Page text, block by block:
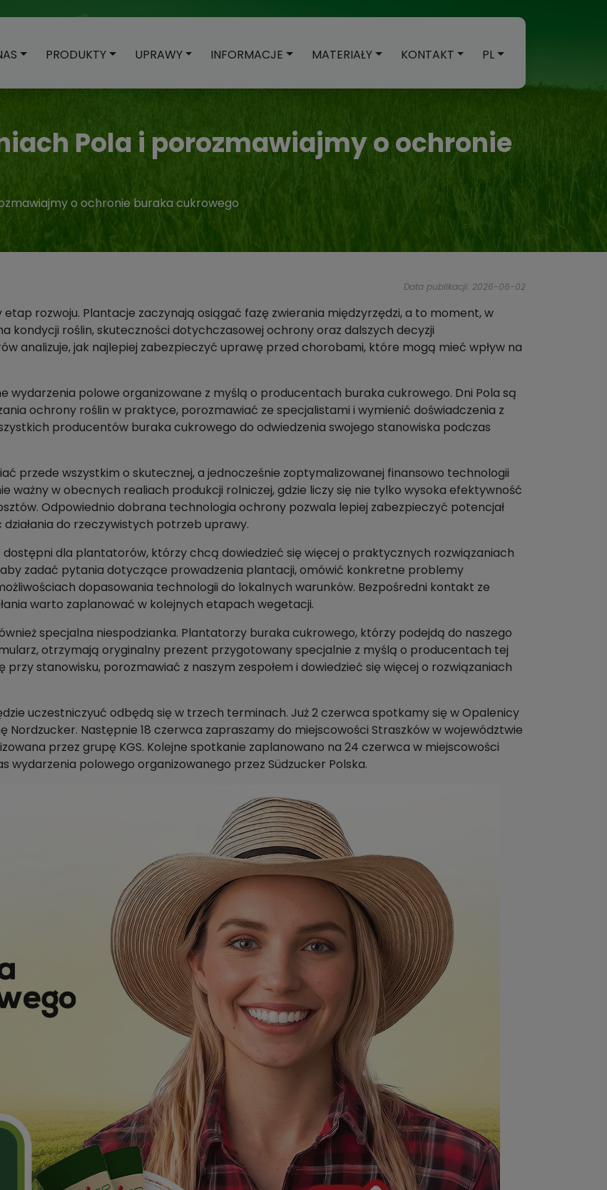
PRODUKTY UPRAWY INFORMACJE MATERIAŁY KONTAKT PL
Pola i porozmawiajmy o ochronie
o ochronie buraka cukrowego
Data publikacji: 2026-06-02
rozwoju. Plantacje zaczynają osiągać fazę zwierania międzyrzędzi, a to moment, w
kondycji roślin, skuteczności dotychczasowej ochrony oraz dalszych decyzji
analizuje, jak najlepiej zabezpieczyć uprawę przed chorobami, które mogą mieć wpływ na
wydarzenia polowe organizowane z myślą o producentach buraka cukrowego. Dni Pola są
ochrony roślin w praktyce, porozmawiać ze specjalistami i wymienić doświadczenia z
producentów buraka cukrowego do odwiedzenia swojego stanowiska podczas
przede wszystkim o skutecznej, a jednocześnie zoptymalizowanej finansowo technologii
ważny w obecnych realiach produkcji rolniczej, gdzie liczy się nie tylko wysoka efektywność
Odpowiednio dobrana technologia ochrony pozwala lepiej zabezpieczyć potencjał
do rzeczywistych potrzeb uprawy.
dla plantatorów, którzy chcą dowiedzieć się więcej o praktycznych rozwiązaniach
zadać pytania dotyczące prowadzenia plantacji, omówić konkretne problemy
dopasowania technologii do lokalnych warunków. Bezpośredni kontakt ze
warto zaplanować w kolejnych etapach wegetacji.
specjalna niespodzianka. Plantatorzy buraka cukrowego, którzy podejdą do naszego
otrzymają oryginalny prezent przygotowany specjalnie z myślą o producentach tej
stanowisku, porozmawiać z naszym zespołem i dowiedzieć się więcej o rozwiązaniach
uczestniczyuć odbędą się w trzech terminach. Już 2 czerwca spotkamy się w Opalenicy
Następnie 18 czerwca zapraszamy do miejscowości Straszków w województwie
przez grupę KGS. Kolejne spotkanie zaplanowano na 24 czerwca w miejscowości
wydarzenia polowego organizowanego przez Südzucker Polska.